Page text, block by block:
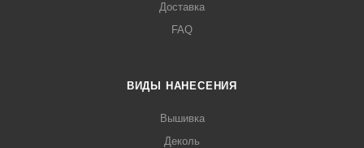
Доставка
FAQ
ВИДЫ НАНЕСЕНИЯ
Вышивка
Деколь